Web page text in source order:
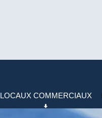
LOCAUX COMMERCIAUX